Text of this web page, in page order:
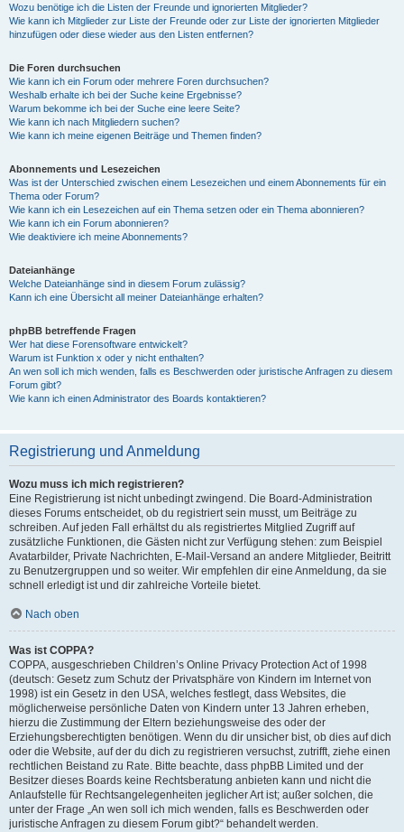
Wozu benötige ich die Listen der Freunde und ignorierten Mitglieder?
Wie kann ich Mitglieder zur Liste der Freunde oder zur Liste der ignorierten Mitglieder
hinzufügen oder diese wieder aus den Listen entfernen?
Die Foren durchsuchen
Wie kann ich ein Forum oder mehrere Foren durchsuchen?
Weshalb erhalte ich bei der Suche keine Ergebnisse?
Warum bekomme ich bei der Suche eine leere Seite?
Wie kann ich nach Mitgliedern suchen?
Wie kann ich meine eigenen Beiträge und Themen finden?
Abonnements und Lesezeichen
Was ist der Unterschied zwischen einem Lesezeichen und einem Abonnements für ein
Thema oder Forum?
Wie kann ich ein Lesezeichen auf ein Thema setzen oder ein Thema abonnieren?
Wie kann ich ein Forum abonnieren?
Wie deaktiviere ich meine Abonnements?
Dateianhänge
Welche Dateianhänge sind in diesem Forum zulässig?
Kann ich eine Übersicht all meiner Dateianhänge erhalten?
phpBB betreffende Fragen
Wer hat diese Forensoftware entwickelt?
Warum ist Funktion x oder y nicht enthalten?
An wen soll ich mich wenden, falls es Beschwerden oder juristische Anfragen zu diesem
Forum gibt?
Wie kann ich einen Administrator des Boards kontaktieren?
Registrierung und Anmeldung
Wozu muss ich mich registrieren?
Eine Registrierung ist nicht unbedingt zwingend. Die Board-Administration
dieses Forums entscheidet, ob du registriert sein musst, um Beiträge zu
schreiben. Auf jeden Fall erhältst du als registriertes Mitglied Zugriff auf
zusätzliche Funktionen, die Gästen nicht zur Verfügung stehen: zum Beispiel
Avatarbilder, Private Nachrichten, E-Mail-Versand an andere Mitglieder, Beitritt
zu Benutzergruppen und so weiter. Wir empfehlen dir eine Anmeldung, da sie
schnell erledigt ist und dir zahlreiche Vorteile bietet.
Nach oben
Was ist COPPA?
COPPA, ausgeschrieben Children’s Online Privacy Protection Act of 1998
(deutsch: Gesetz zum Schutz der Privatsphäre von Kindern im Internet von
1998) ist ein Gesetz in den USA, welches festlegt, dass Websites, die
möglicherweise persönliche Daten von Kindern unter 13 Jahren erheben,
hierzu die Zustimmung der Eltern beziehungsweise des oder der
Erziehungsberechtigten benötigen. Wenn du dir unsicher bist, ob dies auf dich
oder die Website, auf der du dich zu registrieren versuchst, zutrifft, ziehe einen
rechtlichen Beistand zu Rate. Bitte beachte, dass phpBB Limited und der
Besitzer dieses Boards keine Rechtsberatung anbieten kann und nicht die
Anlaufstelle für Rechtsangelegenheiten jeglicher Art ist; außer solchen, die
unter der Frage „An wen soll ich mich wenden, falls es Beschwerden oder
juristische Anfragen zu diesem Forum gibt?“ behandelt werden.